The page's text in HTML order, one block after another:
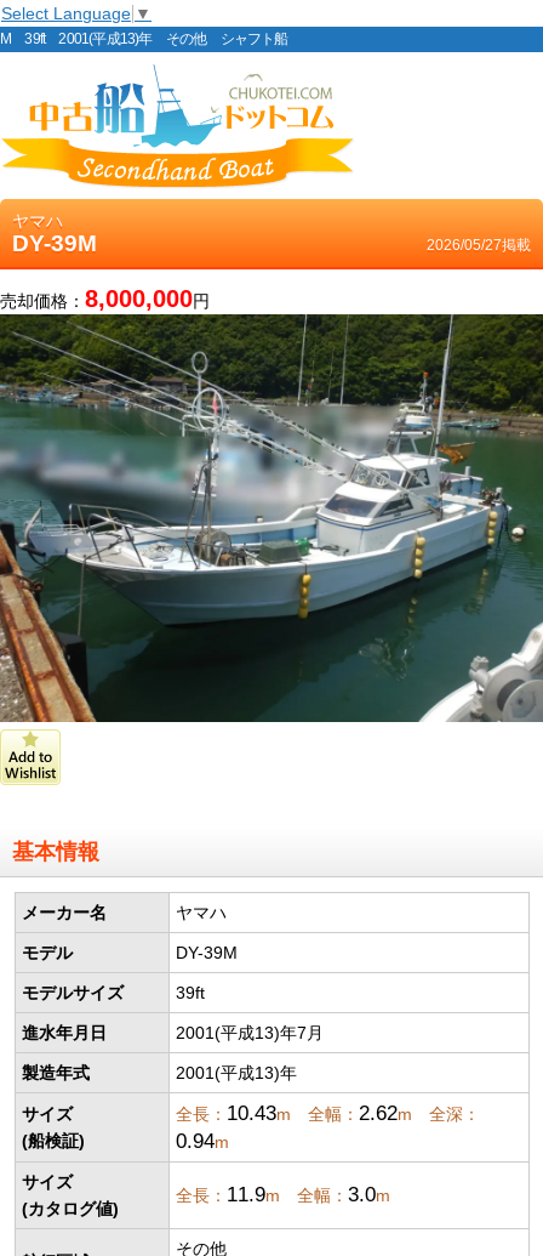
Select Language ▼
M 39ft 2001(平成13)年 その他 シャフト船
ヤマハ
DY-39M 2026/05/27掲載
売却価格： 8,000,000円
基本情報
メーカー名 ヤマハ
モデル DY-39M
モデルサイズ 39ft
進水年月日 2001(平成13)年7月
製造年式 2001(平成13)年
サイズ
(船検証)
全長： 10.43m 全幅： 2.62m 全深：
0.94m
サイズ
(カタログ値)
全長： 11.9m 全幅： 3.0m
その他